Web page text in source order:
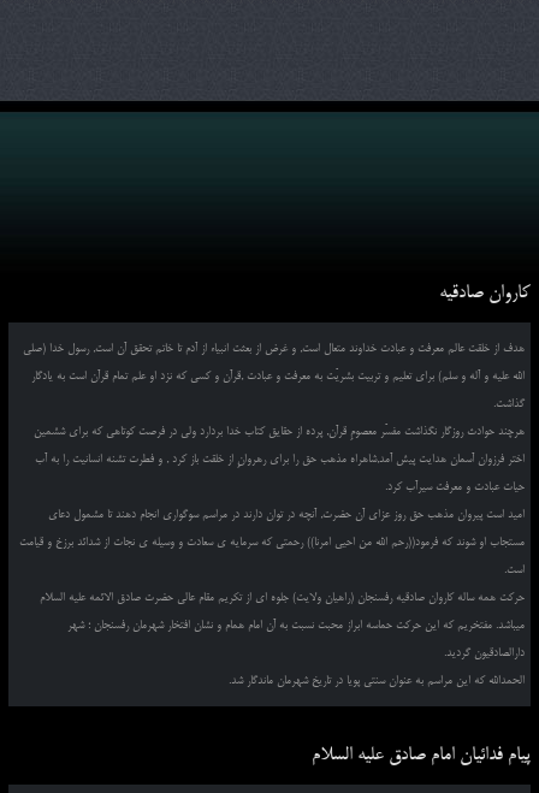
کاروان صادقیه
هدف از خلقت عالم معرفت و عبادت خداوند متعال است, و غرض از بعثت انبیاء از آدم تا خاتم تحقق آن است, رسول خدا (صلی
الله علیه و آله و سلم) برای تعلیم و تربیت بشریّت به معرفت و عبادت ,قرآن و کسی که نزد او علم تمام قرآن است به یادگار
گذاشت.
هرچند حوادث روزگار نگذاشت مفسّر معصومِ قرآن, پرده از حقایق کتاب خدا بردارد ولی در فرصت کوتاهی که برای ششمین
اختر فرزوان آسمان هدایت پیش آمد,شاهراه مذهب حق را برای رهروانِ از خلقت باز کرد , و فطرت تشنه انسانیت را به آب
حیات عبادت و معرفت سیرآب کرد.
امید است پیروان مذهب حق روز عزای آن حضرت, آنچه در توان دارند در مراسم سوگواری انجام دهند تا مشمول دعای
مستجاب او شوند که فرمود((رحم الله من احیی امرنا)) رحمتی که سرمایه ی سعادت و وسیله ی نجات از شدائد برزخ و قیامت
است.
حرکت همه ساله کاروان صادقیه رفسنجان (راهیان ولایت) جلوه ای از تکریم مقام عالی حضرت صادق الائمه علیه السلام
میباشد. مفتخریم که این حرکت حماسه ابراز محبت نسبت به آن امام همام و نشان افتخار شهرمان رفسنجان ؛ شهر
دارالصادقیون گردید.
الحمدالله که این مراسم به عنوان سنتی پویا در تاریخ شهرمان ماندگار شد.
پیام فدائیان امام صادق علیه السلام